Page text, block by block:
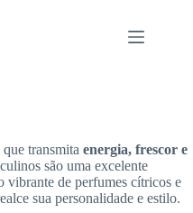
transmita energia, frescor e
são uma excelente
vibrante de perfumes cítricos e
sua personalidade e estilo.